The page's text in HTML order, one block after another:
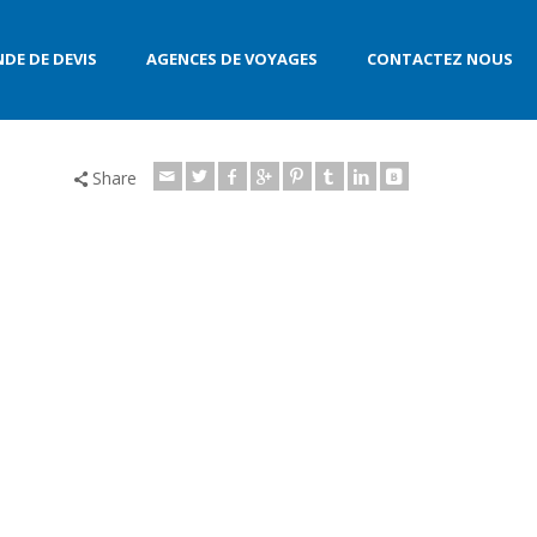
DE DEVIS AGENCES DE VOYAGES CONTACTEZ NOUS
Share